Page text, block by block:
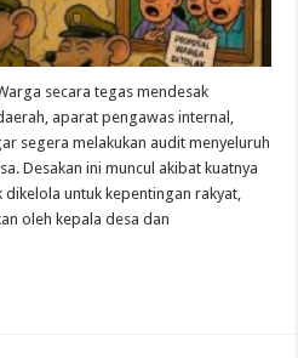
secara tegas mendesak
aparat pengawas internal,
segera melakukan audit menyeluruh
Desakan ini muncul akibat kuatnya
untuk kepentingan rakyat,
oleh kepala desa dan